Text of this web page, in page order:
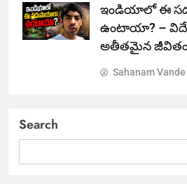
ఇండియాలో‌ ఈ
ఉంటాయా? –
అతీతమైన
Sahanam Vande
Search